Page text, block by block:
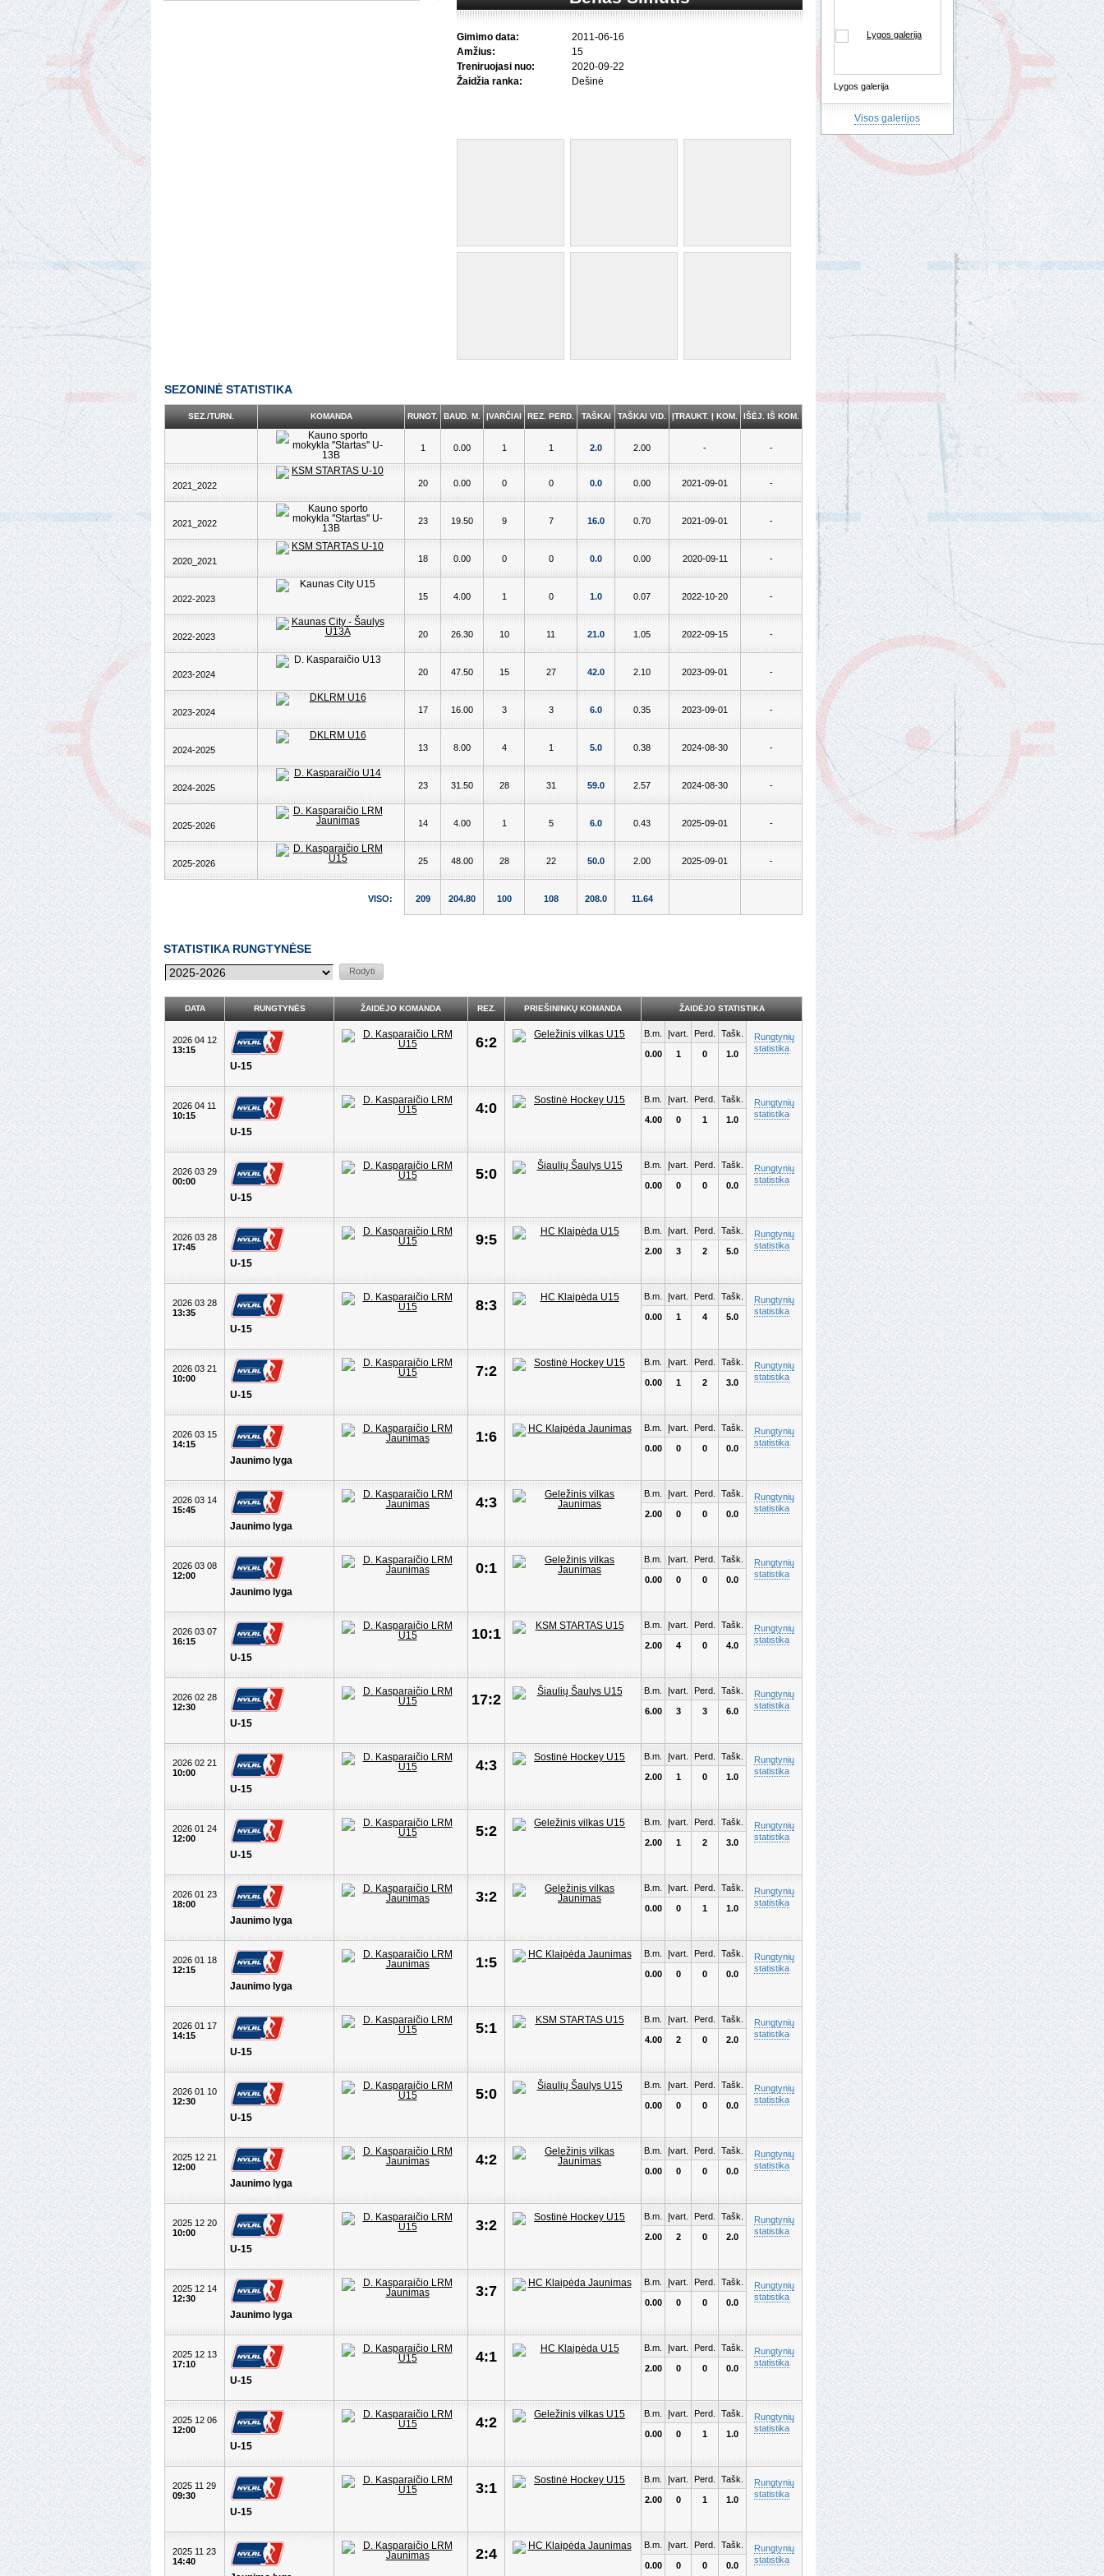
Gimimo data:
2011-06-16
Amžius:
15
Treniruojasi nuo:
2020-09-22
Žaidžia ranka:
Dešinė
SEZONINĖ STATISTIKA
SEZ./TURN. KOMANDA RUNGT. BAUD. M. ĮVARČIAI REZ. PERD. TAŠKAI TAŠKAI VID. ĮTRAUKT. Į KOM. IŠĖJ. IŠ KOM.
1 0.00 1 1 2.0 2.00 - -
2021_2022 20 0.00 0 0 0.0 0.00 2021-09-01 -
2021_2022 23 19.50 9 7 16.0 0.70 2021-09-01 -
2020_2021 18 0.00 0 0 0.0 0.00 2020-09-11 -
2022-2023 15 4.00 1 0 1.0 0.07 2022-10-20 -
2022-2023 20 26.30 10 11 21.0 1.05 2022-09-15 -
2023-2024 20 47.50 15 27 42.0 2.10 2023-09-01 -
2023-2024 17 16.00 3 3 6.0 0.35 2023-09-01 -
2024-2025 13 8.00 4 1 5.0 0.38 2024-08-30 -
2024-2025 23 31.50 28 31 59.0 2.57 2024-08-30 -
2025-2026 14 4.00 1 5 6.0 0.43 2025-09-01 -
2025-2026 25 48.00 28 22 50.0 2.00 2025-09-01 -
VISO: 209 204.80 100 108 208.0 11.64
STATISTIKA RUNGTYNĖSE
DATA RUNGTYNĖS ŽAIDĖJO KOMANDA REZ. PRIEŠININKŲ KOMANDA ŽAIDĖJO STATISTIKA
2026 04 12
13:15
U-15
6:2
B.m.
0.00
Įvart.
1
Perd.
0
Tašk.
1.0
Rungtynių
statistika
2026 04 11
10:15
U-15
4:0
B.m.
4.00
Įvart.
0
Perd.
1
Tašk.
1.0
Rungtynių
statistika
2026 03 29
00:00
U-15
5:0
B.m.
0.00
Įvart.
0
Perd.
0
Tašk.
0.0
Rungtynių
statistika
2026 03 28
17:45
U-15
9:5
B.m.
2.00
Įvart.
3
Perd.
2
Tašk.
5.0
Rungtynių
statistika
2026 03 28
13:35
U-15
8:3
B.m.
0.00
Įvart.
1
Perd.
4
Tašk.
5.0
Rungtynių
statistika
2026 03 21
10:00
U-15
7:2
B.m.
0.00
Įvart.
1
Perd.
2
Tašk.
3.0
Rungtynių
statistika
2026 03 15
14:15
Jaunimo lyga
1:6
B.m.
0.00
Įvart.
0
Perd.
0
Tašk.
0.0
Rungtynių
statistika
2026 03 14
15:45
Jaunimo lyga
4:3
B.m.
2.00
Įvart.
0
Perd.
0
Tašk.
0.0
Rungtynių
statistika
2026 03 08
12:00
Jaunimo lyga
0:1
B.m.
0.00
Įvart.
0
Perd.
0
Tašk.
0.0
Rungtynių
statistika
2026 03 07
16:15
U-15
10:1
B.m.
2.00
Įvart.
4
Perd.
0
Tašk.
4.0
Rungtynių
statistika
2026 02 28
12:30
U-15
17:2
B.m.
6.00
Įvart.
3
Perd.
3
Tašk.
6.0
Rungtynių
statistika
2026 02 21
10:00
U-15
4:3
B.m.
2.00
Įvart.
1
Perd.
0
Tašk.
1.0
Rungtynių
statistika
2026 01 24
12:00
U-15
5:2
B.m.
2.00
Įvart.
1
Perd.
2
Tašk.
3.0
Rungtynių
statistika
2026 01 23
18:00
Jaunimo lyga
3:2
B.m.
0.00
Įvart.
0
Perd.
1
Tašk.
1.0
Rungtynių
statistika
2026 01 18
12:15
Jaunimo lyga
1:5
B.m.
0.00
Įvart.
0
Perd.
0
Tašk.
0.0
Rungtynių
statistika
2026 01 17
14:15
U-15
5:1
B.m.
4.00
Įvart.
2
Perd.
0
Tašk.
2.0
Rungtynių
statistika
2026 01 10
12:30
U-15
5:0
B.m.
0.00
Įvart.
0
Perd.
0
Tašk.
0.0
Rungtynių
statistika
2025 12 21
12:00
Jaunimo lyga
4:2
B.m.
0.00
Įvart.
0
Perd.
0
Tašk.
0.0
Rungtynių
statistika
2025 12 20
10:00
U-15
3:2
B.m.
2.00
Įvart.
2
Perd.
0
Tašk.
2.0
Rungtynių
statistika
2025 12 14
12:30
Jaunimo lyga
3:7
B.m.
0.00
Įvart.
0
Perd.
0
Tašk.
0.0
Rungtynių
statistika
2025 12 13
17:10
U-15
4:1
B.m.
2.00
Įvart.
0
Perd.
0
Tašk.
0.0
Rungtynių
statistika
2025 12 06
12:00
U-15
4:2
B.m.
0.00
Įvart.
0
Perd.
1
Tašk.
1.0
Rungtynių
statistika
2025 11 29
09:30
U-15
3:1
B.m.
2.00
Įvart.
0
Perd.
1
Tašk.
1.0
Rungtynių
statistika
2025 11 23
14:40
2:4
B.m.
0.00
Įvart.
0
Perd.
0
Tašk.
0.0
Rungtynių
statistika
Lygos galerija
Visos galerijos